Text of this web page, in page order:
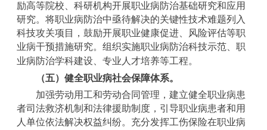
励高等院校、科研机构开展职业病防治基础研究和应用
研究。将职业病防治中亟待解决的关键性技术难题列入
科技攻关项目，鼓励开展职业健康促进、风险评估等职
业病干预措施研究。组织实施职业病防治科技示范、职
业病防治学科建设、专业人才培养等工程。
（五）健全职业病社会保障体系。
加强劳动用工和劳动合同管理，建立健全职业病患
者司法救济机制和法律援助制度，引导职业病患者和用
人单位依法解决权益纠纷。充分发挥工伤保险在职业病